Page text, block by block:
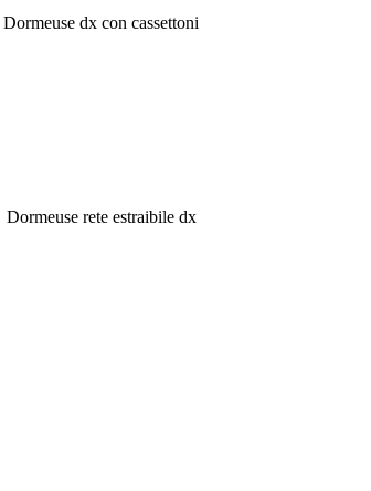
Dormeuse dx con cassettoni
Dormeuse rete estraibile dx